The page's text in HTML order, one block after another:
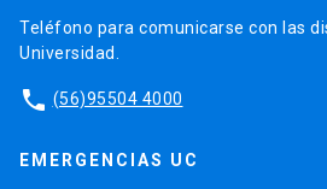
Teléfono para comunicarse con las
Universidad.
phone (56)95504 4000
EMERGENCIAS UC